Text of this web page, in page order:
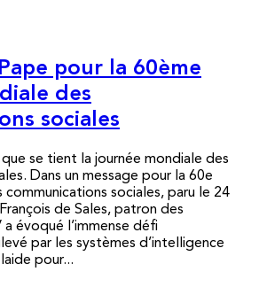
pour la 60ème
des
sociales
se tient la journée mondiale des
Dans un message pour la 60e
communications sociales, paru le 24
de Sales, patron des
évoqué l’immense défi
par les systèmes d’intelligence
pour...